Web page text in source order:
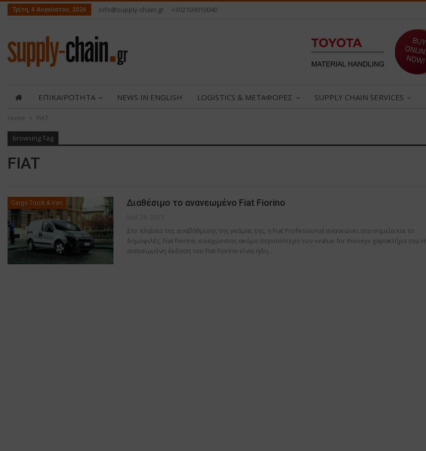
Τρίτη, 4 Αυγούστου, 2026 info@supply-chain.gr +302109010040
ΕΠΙΚΑΙΡΟΤΗΤΑ NEWS IN ENGLISH LOGISTICS & ΜΕΤΑΦΟΡΕΣ SUPPLY CHAIN SERVICES
ABOUT US
Home FIAT
browsing Tag
FIAT
Cargo Truck & Van Διαθέσιμο το ανανεωμένο Fiat Fiorino
Στο πλαίσιο της αναβάθμισης της γκάμας της, η Fiat Professional ανανεώνει στα σημεία και το
δημοφιλές, Fiat Fiorino, ενισχύοντας ακόμα περισσότερο τον «value for money» χαρακτήρα του.Η
ανανεωμένη έκδοση του Fiat Fiorino είναι ήδη…